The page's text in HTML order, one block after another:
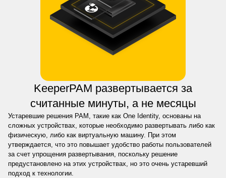
KeeperPAM развертывается за
считанные минуты, а не месяцы
Устаревшие решения PAM, такие как One Identity, основаны на
сложных устройствах, которые необходимо развертывать либо как
физическую, либо как виртуальную машину. При этом
утверждается, что это повышает удобство работы пользователей
за счет упрощения развертывания, поскольку решение
предустановлено на этих устройствах, но это очень устаревший
подход к технологии.